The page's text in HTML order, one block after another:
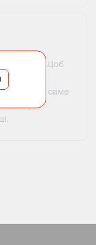
лист. Щоб
з нашим
що саме